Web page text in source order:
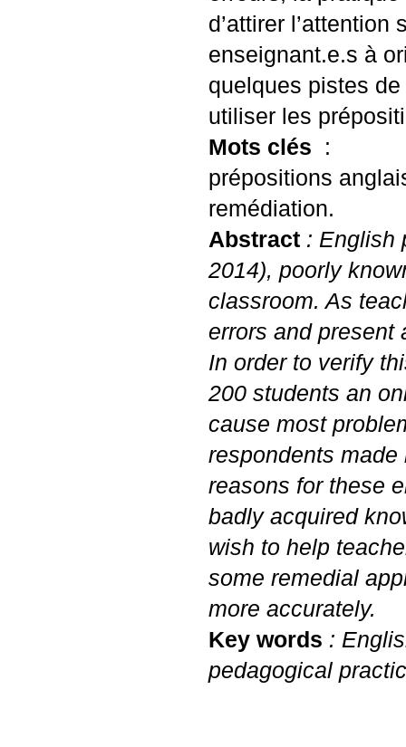
d’attirer
enseignant.e.s à
quelques pistes
utiliser les
Mots clés
:
prépositions
remédiation.
Abstract : English
2014), poorly
classroom. As
errors and present
In order to verify
200 students an
cause most
respondents
reasons for these
badly acquired
wish to help
some remedial
more accurately.
Key words :
pedagogical